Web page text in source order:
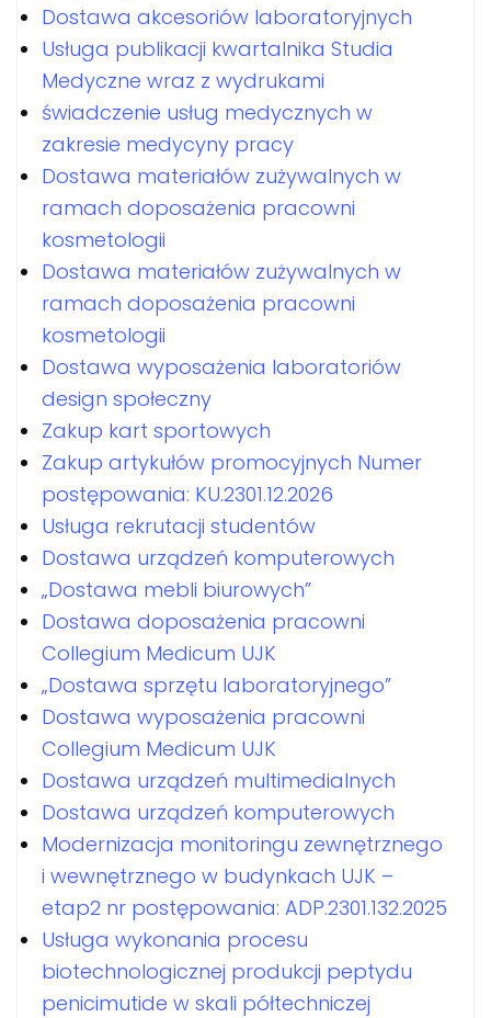
Dostawa akcesoriów laboratoryjnych
Usługa publikacji kwartalnika Studia
Medyczne wraz z wydrukami
świadczenie usług medycznych w
zakresie medycyny pracy
Dostawa materiałów zużywalnych w
ramach doposażenia pracowni
kosmetologii
Dostawa materiałów zużywalnych w
ramach doposażenia pracowni
kosmetologii
Dostawa wyposażenia laboratoriów
design społeczny
Zakup kart sportowych
Zakup artykułów promocyjnych Numer
postępowania: KU.2301.12.2026
Usługa rekrutacji studentów
Dostawa urządzeń komputerowych
„Dostawa mebli biurowych”
Dostawa doposażenia pracowni
Collegium Medicum UJK
„Dostawa sprzętu laboratoryjnego”
Dostawa wyposażenia pracowni
Collegium Medicum UJK
Dostawa urządzeń multimedialnych
Dostawa urządzeń komputerowych
Modernizacja monitoringu zewnętrznego
i wewnętrznego w budynkach UJK –
etap2 nr postępowania: ADP.2301.132.2025
Usługa wykonania procesu
biotechnologicznej produkcji peptydu
penicimutide w skali półtechniczej